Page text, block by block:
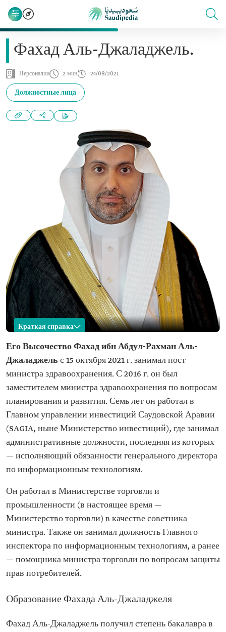
Фахад Аль-Джаладжель.
Персоналии 2 мин 24/08/2021
Должностные лица
Краткая справка
Фахад Аль-Джаладжель.
Имя
Фахад Аль-Джаладжель Текущая должность
Министр
здравоохранения
на должность
2021 г.
Прошлые
должности
Заместитель министра здравоохранения по
вопросам планирования и развития Помощник
потребителей
Советник министра торговли и
советник по вопросам информационных
технологий в том же министерстве (ныне
Министерство торговли)
Образование
Степень бакалавра компьютерных и
информационных наук в Университете им.
Короля Сауда Степень магистра компьютерных
и информационных наук в Университете Сент-
Джозеф
Его ВысочествоФахад ибн Абдул-Рахман Аль-
Джаладжель с 15 октября 2021 г. занимал пост
министра здравоохранения. С 2016 г. он был
заместителем министра здравоохранения по вопросам
планирования и развития. Семь лет он работал в
Главном управлении инвестиций Саудовской Аравии
(SAGIA, ныне Министерство инвестиций), где занимал
административные должности, последняя из которых
— исполняющий обязанности генерального директора
по информационным технологиям.
Он работал в Министерстве торговли и
промышленности (в настоящее время —
Министерство торговли) в качестве советника
министра. Также он занимал должность Главного
инспектора по информационным технологиям, а ранее
— помощника министра торговли по вопросам защиты
прав потребителей.
Образование Фахада Аль-Джаладжеля
Фахад Аль-Джаладжель получил степень бакалавра в